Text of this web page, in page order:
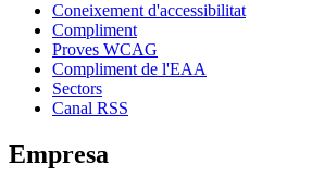
Coneixement d'accessibilitat
Compliment
Proves WCAG
Compliment de l'EAA
Sectors
Canal RSS
Empresa